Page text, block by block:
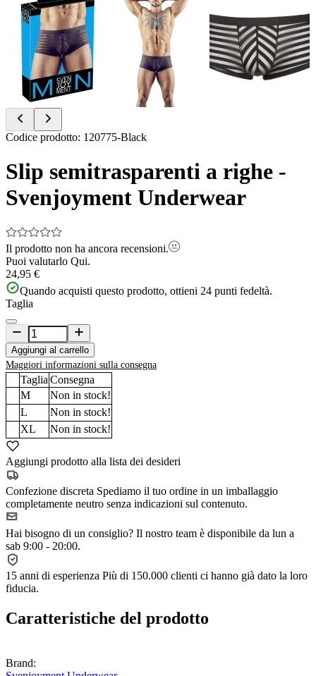
Item
of
4
Codice prodotto: 120775-Black
Slip semitrasparenti a righe -
Svenjoyment Underwear
Il prodotto non ha ancora recensioni.
Puoi valutarlo Qui.
24,95 €
Quando acquisti questo prodotto, ottieni 24 punti fedeltà.
Taglia
Aggiungi al carrello
Maggiori informazioni sulla consegna
Taglia Consegna
M
Non in stock!
L
Non in stock!
XL
Non in stock!
Aggiungi prodotto alla lista dei desideri
Confezione discreta Spediamo il tuo ordine in un imballaggio
completamente neutro senza indicazioni sul contenuto.
Hai bisogno di un consiglio? Il nostro team è disponibile da lun a
sab 9:00 - 20:00.
15 anni di esperienza Più di 150.000 clienti ci hanno già dato la loro
fiducia.
Caratteristiche del prodotto
Brand: